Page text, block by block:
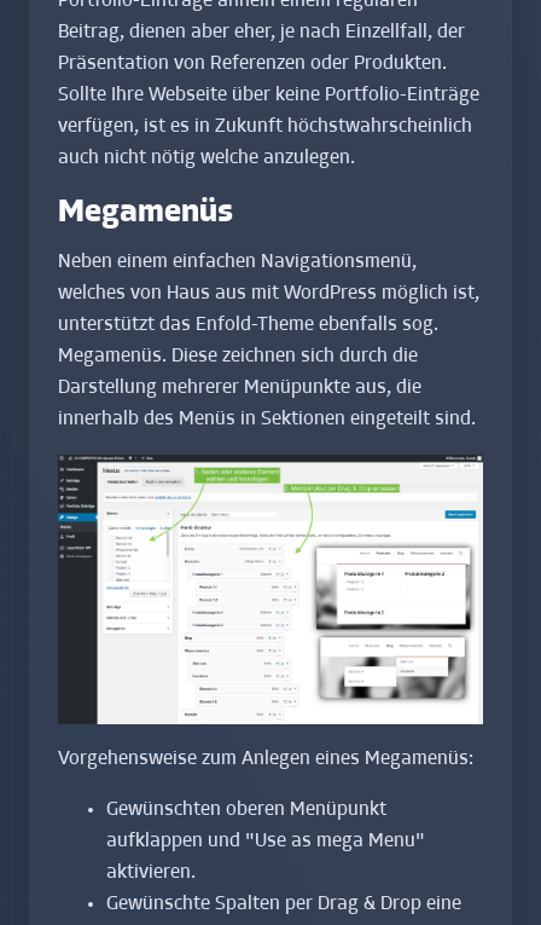
Beitrag, dienen aber eher, je nach Einzellfall, der
Präsentation von Referenzen oder Produkten.
Sollte Ihre Webseite über keine Portfolio-Einträge
verfügen, ist es in Zukunft höchstwahrscheinlich
auch nicht nötig welche anzulegen.
Megamenüs
Neben einem einfachen Navigationsmenü,
welches von Haus aus mit WordPress möglich ist,
unterstützt das Enfold-Theme ebenfalls sog.
Megamenüs. Diese zeichnen sich durch die
Darstellung mehrerer Menüpunkte aus, die
innerhalb des Menüs in Sektionen eingeteilt sind.
Vorgehensweise zum Anlegen eines Megamenüs:
Gewünschten oberen Menüpunkt
aufklappen und "Use as mega Menu"
aktivieren.
Gewünschte Spalten per Drag & Drop eine